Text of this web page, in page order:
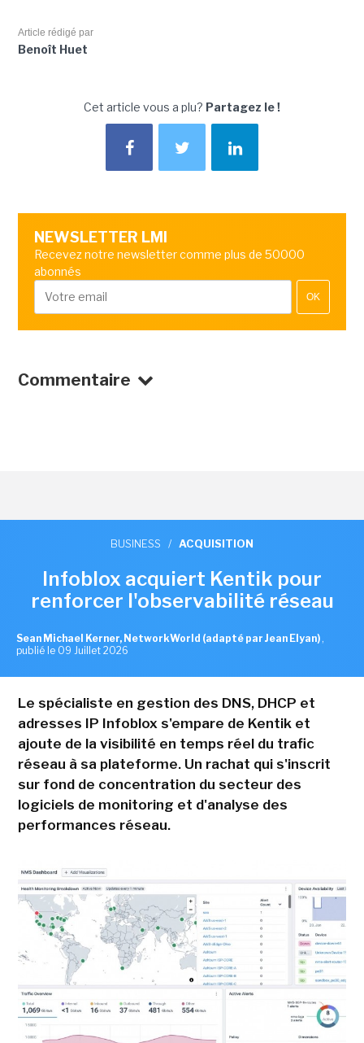
Article rédigé par
Benoît Huet
Cet article vous a plu? Partagez le !
NEWSLETTER LMI
Recevez notre newsletter comme plus de 50000
abonnés
OK
Commentaire
BUSINESS / ACQUISITION
Infoblox acquiert Kentik pour
renforcer l'observabilité réseau
Sean Michael Kerner, NetworkWorld (adapté par Jean Elyan) ,
publié le 09 Juillet 2026
Le spécialiste en gestion des DNS, DHCP et
adresses IP Infoblox s'empare de Kentik et
ajoute de la visibilité en temps réel du trafic
réseau à sa plateforme. Un rachat qui s'inscrit
sur fond de concentration du secteur des
logiciels de monitoring et d'analyse des
performances réseau.